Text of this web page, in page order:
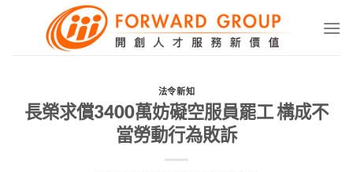
法令新知
長榮求償3400萬妨礙空服員罷工 構成不
當勞動行為敗訴